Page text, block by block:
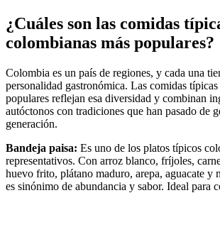
¿Cuáles son las comidas
colombianas más populares?
Colombia es un país de regiones, y cada una
personalidad gastronómica. Las comidas
populares reflejan esa diversidad y combinan
autóctonos con tradiciones que han pasado de
generación.
Bandeja paisa: Es uno de los platos típicos
representativos. Con arroz blanco, fríjoles,
huevo frito, plátano maduro, arepa, aguacate y
es sinónimo de abundancia y sabor. Ideal para